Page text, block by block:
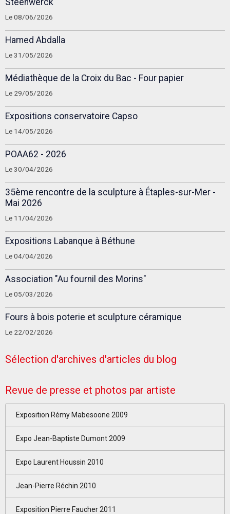
Steenwerck
Le 08/06/2026
Hamed Abdalla
Le 31/05/2026
Médiathèque de la Croix du Bac - Four papier
Le 29/05/2026
Expositions conservatoire Capso
Le 14/05/2026
POAA62 - 2026
Le 30/04/2026
35ème rencontre de la sculpture à Étaples-sur-Mer -
Mai 2026
Le 11/04/2026
Expositions Labanque à Béthune
Le 04/04/2026
Association "Au fournil des Morins"
Le 05/03/2026
Fours à bois poterie et sculpture céramique
Le 22/02/2026
Sélection d'archives d'articles du blog
Revue de presse et photos par artiste
Exposition Rémy Mabesoone 2009
Expo Jean-Baptiste Dumont 2009
Expo Laurent Houssin 2010
Jean-Pierre Réchin 2010
Exposition Pierre Faucher 2011